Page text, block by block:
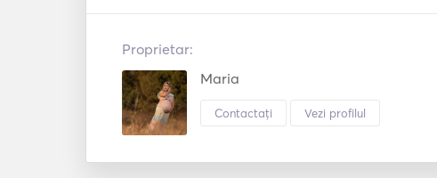
Proprietar:
Maria
Contactați Vezi profilul